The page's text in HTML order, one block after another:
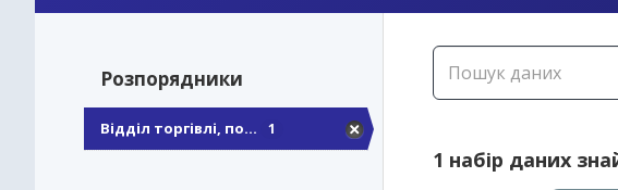
Розпорядники
Відділ торгівлі, по... 1
1 набір даних